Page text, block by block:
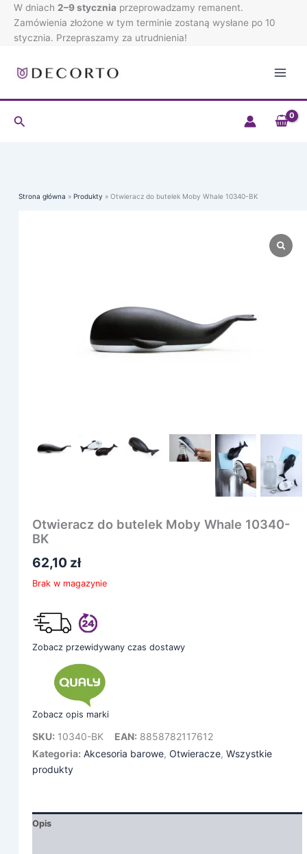
Przejdź
treści
W dniach 2–9 stycznia przeprowadzamy remanent.
Zamówienia złożone w tym terminie zostaną wysłane po 10
stycznia. Przepraszamy za utrudnienia!
Szukaj
Strona główna Produkty Otwieracz do butelek Moby Whale 10340-BK
Otwieracz do butelek Moby Whale 10340-
BK
62,10 zł
Brak w magazynie
Zobacz przewidywany czas dostawy
Zobacz opis marki
SKU: 10340-BK EAN: 8858782117612
Kategoria: Akcesoria barowe, Otwieracze, Wszystkie
produkty
Opis